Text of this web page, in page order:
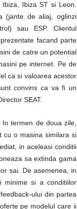
Ibiza ST si Leon.
(jante de aliaj, oglinzi
sau ESP. Clientul
facand parte
de catre un potential
pe internet. Pe de
ca si valoarea acestor
convins ca va fi un
SEAT.
termen de doua zile,
cu o masina similara si
in aceleasi conditii
sa extinda gama
sai. De asemenea, in
minime si a conditiilor
ului din partea
pe modelul care ii